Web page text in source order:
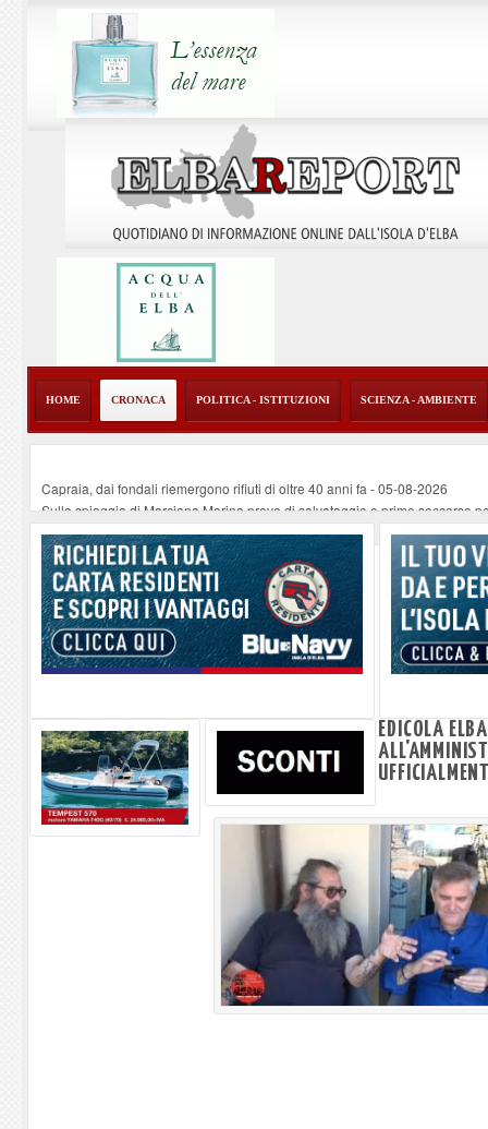
HOME CRONACA POLITICA - ISTITUZIONI SCIENZA - AMBIENTE
Capraia, dai fondali riemergono rifiuti di oltre 40 anni fa -05-08-2026
Sulla spiaggia di Marciana Marina prove di salvataggio e primo soccorso
Rotta Elba–Bali: il viaggio impossibile di Moira Lena Tassi approda al
Il 9 e 11 agosto, due passeggiate alla scoperta di chiese, santi, antichi
Danilo Casali, marinaio decorato dell’Elba e la straordinaria traversata con
EDICOLA